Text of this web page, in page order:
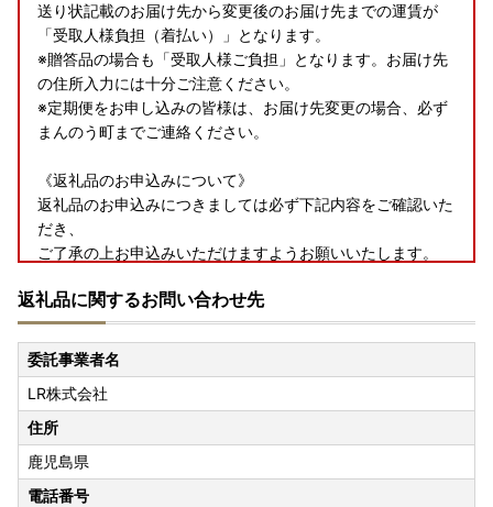
送り状記載のお届け先から変更後のお届け先までの運賃が
「受取人様負担（着払い）」となります。
※贈答品の場合も「受取人様ご負担」となります。お届け先
の住所入力には十分ご注意ください。
※定期便をお申し込みの皆様は、お届け先変更の場合、必ず
まんのう町までご連絡ください。
《返礼品のお申込みについて》
返礼品のお申込みにつきましては必ず下記内容をご確認いた
だき、
ご了承の上お申込みいただけますようお願いいたします。
・返礼品の到着後について
到着後は速やかに返礼品の状態をご確認ください。
返礼品の発送には万全を期しておりますが、万が一、不良・
破損・誤納品などがございましたら、返礼品到着から2日以
内に【商品の写真】と【箱などの梱包外装の写真】を添付の
うえ、お問い合わせ先までご連絡くださいませ。
到着から日数が経ったものに関しましてはご対応いたしかね
る場合がございます。
返礼品に関するお問い合わせ先
委託事業者名
LR株式会社
住所
鹿児島県
電話番号